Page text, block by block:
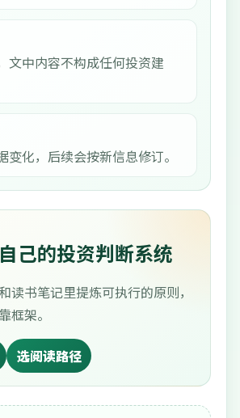
文中内容不构成任何投资建
变化，后续会按新信息修订。
己的投资判断系统
读书笔记里提炼可执行的原则，
框架。
选阅读路径